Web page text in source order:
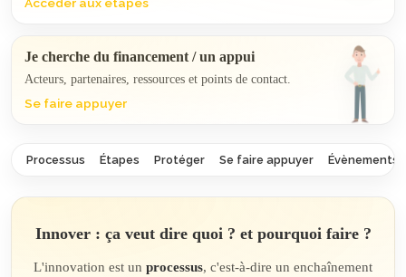
Accéder aux étapes
Je cherche du financement / un appui
Acteurs, partenaires, ressources et points de contact.
Se faire appuyer
Processus Étapes Protéger Se faire appuyer Évènements
Innover : ça veut dire quoi ? et pourquoi faire ?
L'innovation est un processus, c'est-à-dire un enchaînement